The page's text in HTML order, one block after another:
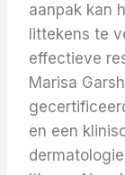
aanpak kan
littekens te
effectieve
Marisa
en een